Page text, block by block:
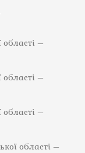
–
–
–
області –